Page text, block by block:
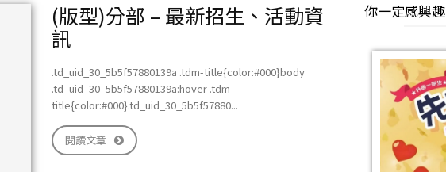
補
(版型)分部 – 最新招生、活動資
訊
.td_uid_30_5b5f57880139a .tdm-title{color:#000}body
.td_uid_30_5b5f57880139a:hover .tdm-
title{color:#000}.td_uid_30_5b5f57880...
閱讀文章
你一定感興趣